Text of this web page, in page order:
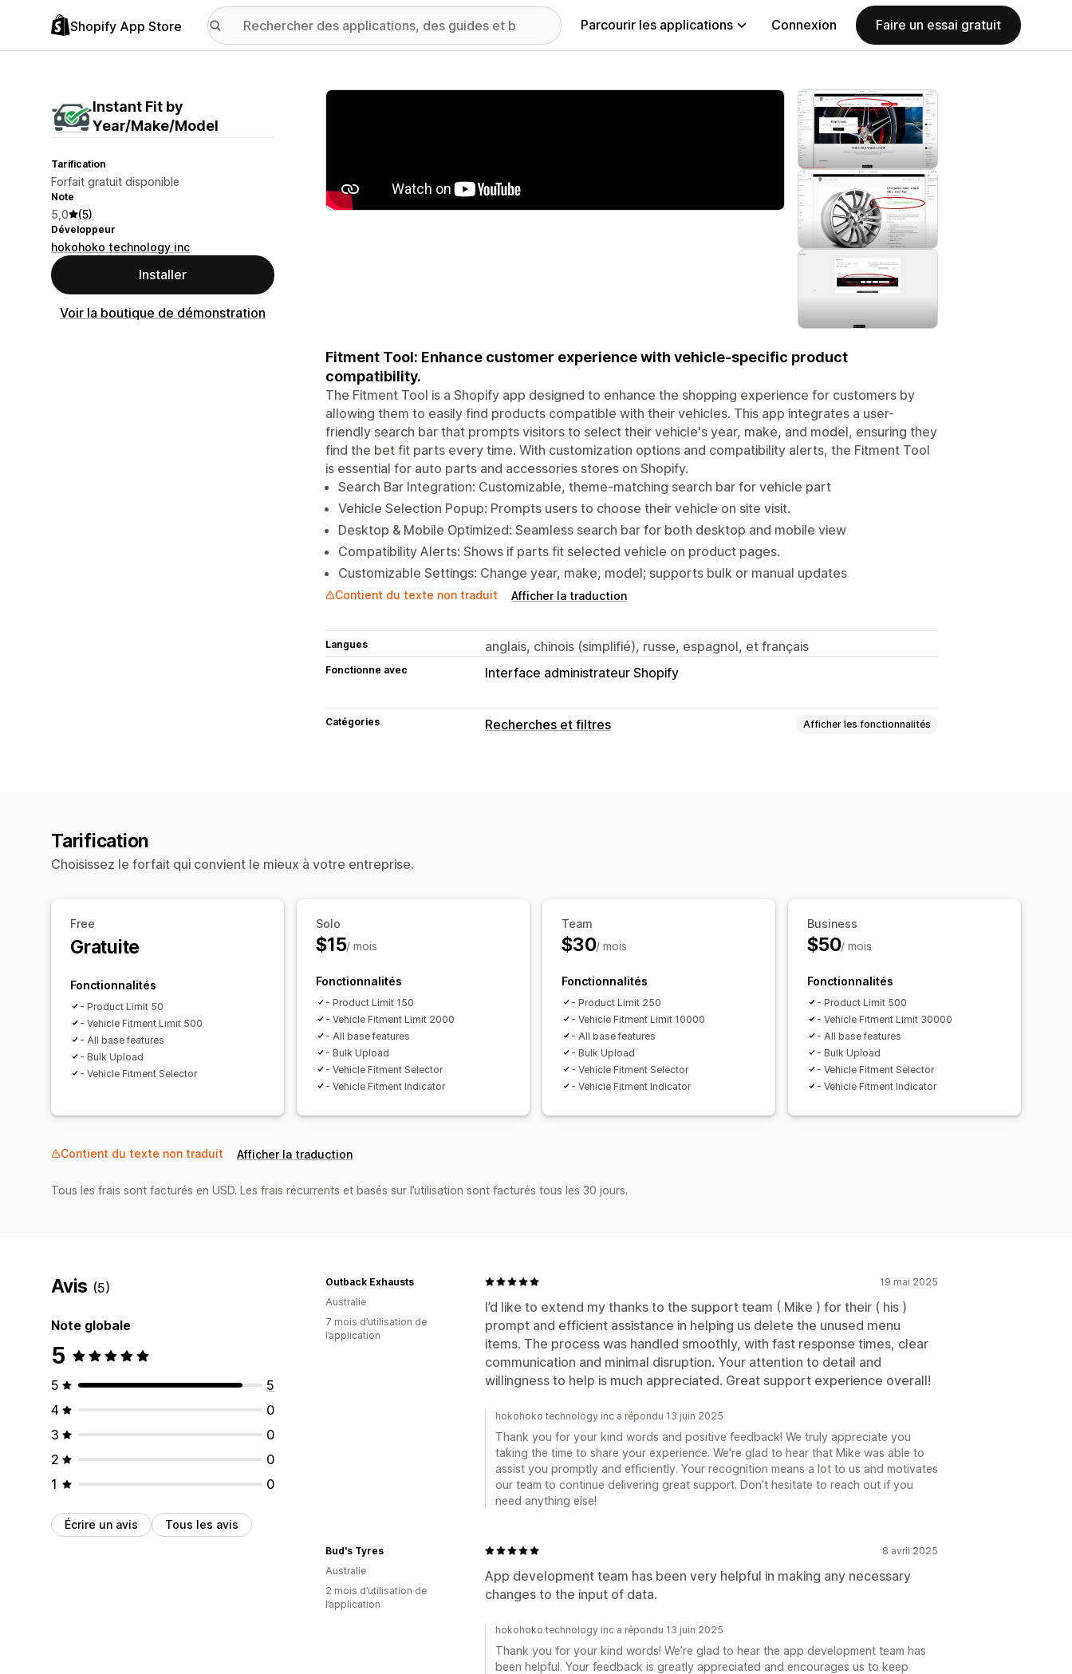
Shopify App Store Parcourir les applications Connexion Faire un essai gratuit
Instant Fit by
Year/Make/Model
Tarification
Forfait gratuit disponible
Note
5,0 (5)
Développeur
hokohoko technology inc
Installer
Voir la boutique de démonstration
Galerie d’images vedette
Fitment Tool: Enhance customer experience with vehicle-specific product
compatibility.
The Fitment Tool is a Shopify app designed to enhance the shopping experience for customers by
allowing them to easily find products compatible with their vehicles. This app integrates a user-
friendly search bar that prompts visitors to select their vehicle's year, make, and model, ensuring they
find the bet fit parts every time. With customization options and compatibility alerts, the Fitment Tool
is essential for auto parts and accessories stores on Shopify.
Search Bar Integration: Customizable, theme-matching search bar for vehicle part
Vehicle Selection Popup: Prompts users to choose their vehicle on site visit.
Desktop & Mobile Optimized: Seamless search bar for both desktop and mobile view
Compatibility Alerts: Shows if parts fit selected vehicle on product pages.
Customizable Settings: Change year, make, model; supports bulk or manual updates
Contient du texte non traduit Afficher la traduction
Langues anglais, chinois (simplifié), russe, espagnol, et français
Fonctionne avec Interface administrateur Shopify
Catégories Recherches et filtres Afficher les fonctionnalités
Tarification
Choisissez le forfait qui convient le mieux à votre entreprise.
Free
Gratuite
Fonctionnalités
- Product Limit 50
- Vehicle Fitment Limit 500
- All base features
- Bulk Upload
- Vehicle Fitment Selector
Solo
$15/ mois
Fonctionnalités
- Product Limit 150
- Vehicle Fitment Limit 2000
- All base features
- Bulk Upload
- Vehicle Fitment Selector
- Vehicle Fitment Indicator
Team
$30/ mois
Fonctionnalités
- Product Limit 250
- Vehicle Fitment Limit 10000
- All base features
- Bulk Upload
- Vehicle Fitment Selector
- Vehicle Fitment Indicator
Business
$50/ mois
Fonctionnalités
- Product Limit 500
- Vehicle Fitment Limit 30000
- All base features
- Bulk Upload
- Vehicle Fitment Selector
- Vehicle Fitment Indicator
Contient du texte non traduit Afficher la traduction
Tous les frais sont facturés en USD. Les frais récurrents et basés sur l’utilisation sont facturés tous les 30 jours.
Avis (5)
Note globale
5
5
5
4
0
3
0
2
0
1
0
Écrire un avis Tous les avis
19 mai 2025
I’d like to extend my thanks to the support team ( Mike ) for their ( his )
prompt and efficient assistance in helping us delete the unused menu
items. The process was handled smoothly, with fast response times, clear
communication and minimal disruption. Your attention to detail and
willingness to help is much appreciated. Great support experience overall!
Outback Exhausts
Australie
7 mois d’utilisation de
l’application
hokohoko technology inc a répondu 13 juin 2025
Thank you for your kind words and positive feedback! We truly appreciate you
taking the time to share your experience. We're glad to hear that Mike was able to
assist you promptly and efficiently. Your recognition means a lot to us and motivates
our team to continue delivering great support. Don’t hesitate to reach out if you
need anything else!
8 avril 2025
App development team has been very helpful in making any necessary
changes to the input of data.
Bud's Tyres
Australie
2 mois d’utilisation de
l’application
hokohoko technology inc a répondu 13 juin 2025
Thank you for your kind words! We’re glad to hear the app development team has
been helpful. Your feedback is greatly appreciated and encourages us to keep